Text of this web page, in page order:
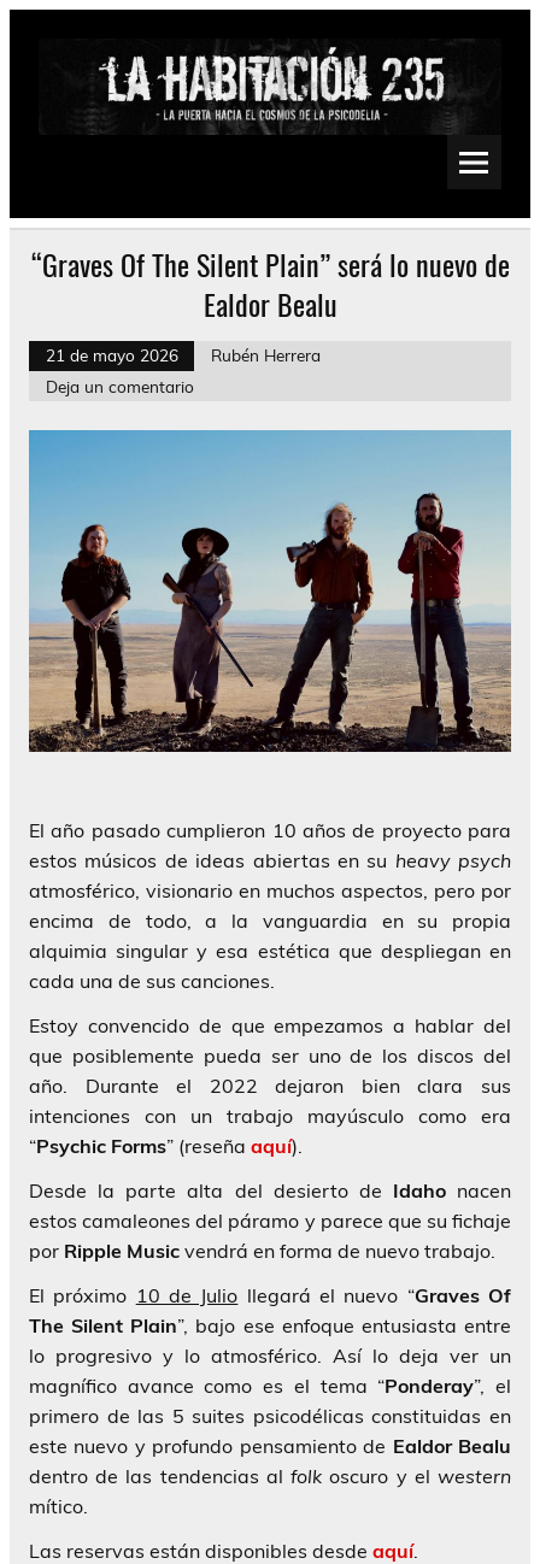
Saltar
Psychedelic, Stoner, Doom, Sludge, Fuzz, Space, Drone
“Graves Of The Silent Plain” será lo nuevo de
Ealdor Bealu
21 de mayo 2026
Rubén Herrera
Deja un comentario
El año pasado cumplieron 10 años de proyecto para
estos músicos de ideas abiertas en su heavy psych
atmosférico, visionario en muchos aspectos, pero por
encima de todo, a la vanguardia en su propia
alquimia singular y esa estética que despliegan en
cada una de sus canciones.
Estoy convencido de que empezamos a hablar del
que posiblemente pueda ser uno de los discos del
año. Durante el 2022 dejaron bien clara sus
intenciones con un trabajo mayúsculo como era
“Psychic Forms” (reseña aquí).
Desde la parte alta del desierto de Idahonacen
estos camaleones del páramo y parece que su fichaje
por Ripple Music vendrá en forma de nuevo trabajo.
El próximo 10 de Julio llegará el nuevo “Graves Of
The Silent Plain”, bajo ese enfoque entusiasta entre
lo progresivo y lo atmosférico. Así lo deja ver un
magnífico avance como es el tema “Ponderay”, el
primero de las 5 suites psicodélicas constituidas en
este nuevo y profundo pensamiento de Ealdor Bealu
dentro de las tendencias alfolk oscuro y elwestern
mítico.
Las reservas están disponibles desde aquí.